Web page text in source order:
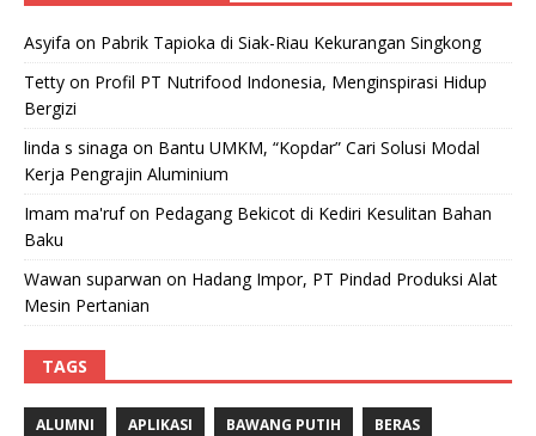
Asyifa on Pabrik Tapioka di Siak-Riau Kekurangan Singkong
Tetty on Profil PT Nutrifood Indonesia, Menginspirasi Hidup
Bergizi
linda s sinaga on Bantu UMKM, “Kopdar” Cari Solusi Modal
Kerja Pengrajin Aluminium
Imam ma'rufon Pedagang Bekicot di Kediri Kesulitan Bahan
Baku
Wawan suparwan on Hadang Impor, PT Pindad Produksi Alat
Mesin Pertanian
TAGS
ALUMNI APLIKASI BAWANG PUTIH BERAS